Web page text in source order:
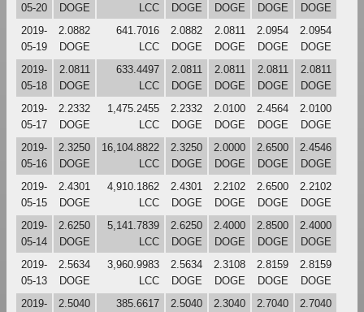
05-20
DOGE
LCC
DOGE
DOGE
DOGE
DOGE
2019-
05-19
2.0882
DOGE
641.7016
LCC
2.0882
DOGE
2.0811
DOGE
2.0954
DOGE
2.0954
DOGE
2019-
05-18
2.0811
DOGE
633.4497
LCC
2.0811
DOGE
2.0811
DOGE
2.0811
DOGE
2.0811
DOGE
2019-
05-17
2.2332
DOGE
1,475.2455
LCC
2.2332
DOGE
2.0100
DOGE
2.4564
DOGE
2.0100
DOGE
2019-
05-16
2.3250
DOGE
16,104.8822
LCC
2.3250
DOGE
2.0000
DOGE
2.6500
DOGE
2.4546
DOGE
2019-
05-15
2.4301
DOGE
4,910.1862
LCC
2.4301
DOGE
2.2102
DOGE
2.6500
DOGE
2.2102
DOGE
2019-
05-14
2.6250
DOGE
5,141.7839
LCC
2.6250
DOGE
2.4000
DOGE
2.8500
DOGE
2.4000
DOGE
2019-
05-13
2.5634
DOGE
3,960.9983
LCC
2.5634
DOGE
2.3108
DOGE
2.8159
DOGE
2.8159
DOGE
2019-
2.5040
385.6617
2.5040
2.3040
2.7040
2.7040